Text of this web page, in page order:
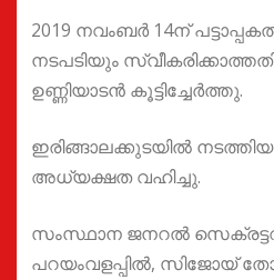
2019 നവംബർ 14ന്
നടപടിയും
ഉണ്ണിയാടൻ കൂട്ടിച്ചേർത്തു.
ഇരിങ്ങാലക്കുടയിൽ
അധ്യക്ഷത വഹിച്ചു.
സംസ്ഥാന ജനറൽ
പറയംവളപ്പിൽ, സിജോയ്